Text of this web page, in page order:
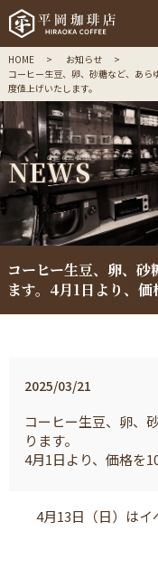
HOME
お知らせ
コーヒー生豆、卵、砂糖など、あ
度値上げいたします。
NEWS
コーヒー生豆、卵、砂
ます。4月1日より、価
2025/03/21
コーヒー生豆、卵、
ります。
4月1日より、価格を
4月13日（日）はイ